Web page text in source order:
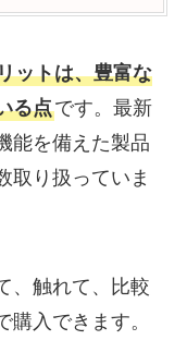
ットは、豊富な
る点です。最新
能を備えた製品
取り扱っていま
、触れて、比較
入できます。